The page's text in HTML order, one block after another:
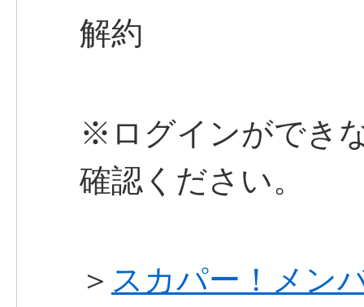
※ログインができ
確認ください。
＞ スカパー！メン